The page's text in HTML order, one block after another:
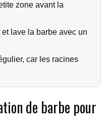
zone avant la
lave la barbe avec un
car les racines
de barbe pour